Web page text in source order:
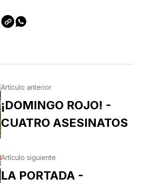
Artículo anterior
¡DOMINGO ROJO! -
CUATRO ASESINATOS
Artículo siguiente
LA PORTADA -